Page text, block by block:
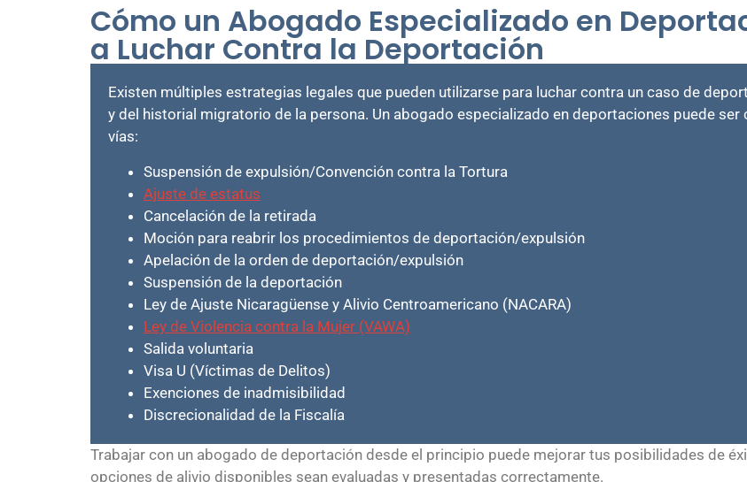
Cómo un Abogado Especializado en
a Luchar Contra la Deportación
Existen múltiples estrategias legales que pueden utilizarse para luchar contra un caso de
y del historial migratorio de la persona. Un abogado especializado en deportaciones puede
vías:
Suspensión de expulsión/Convención contra la Tortura
Ajuste de estatus
Cancelación de la retirada
Moción para reabrir los procedimientos de deportación/expulsión
Apelación de la orden de deportación/expulsión
Suspensión de la deportación
Ley de Ajuste Nicaragüense y Alivio Centroamericano (NACARA)
Ley de Violencia contra la Mujer (VAWA)
Salida voluntaria
Visa U (Víctimas de Delitos)
Exenciones de inadmisibilidad
Discrecionalidad de la Fiscalía
Trabajar con un abogado de deportación desde el principio puede mejorar tus posibilidades de
opciones de alivio disponibles sean evaluadas y presentadas correctamente.